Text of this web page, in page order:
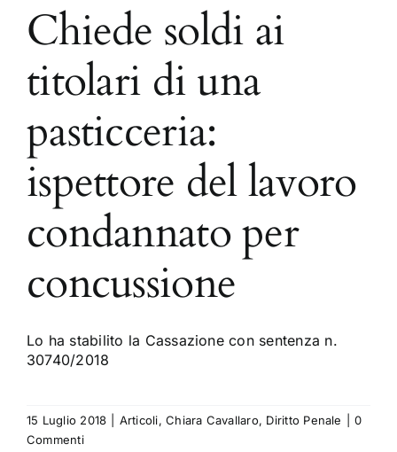
Chiede soldi ai
titolari di una
pasticceria:
ispettore del lavoro
condannato per
concussione
Lo ha stabilito la Cassazione con sentenza n.
30740/2018
15 Luglio 2018 Articoli,Chiara Cavallaro, Diritto Penale
0
Commenti